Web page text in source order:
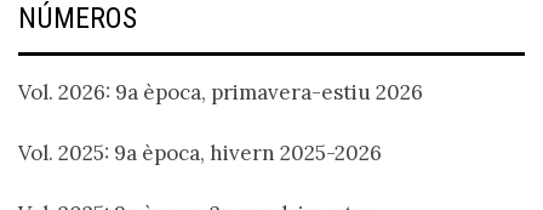
NÚMEROS
Vol. 2026: 9a època, primavera-estiu 2026
Vol. 2025: 9a època, hivern 2025-2026